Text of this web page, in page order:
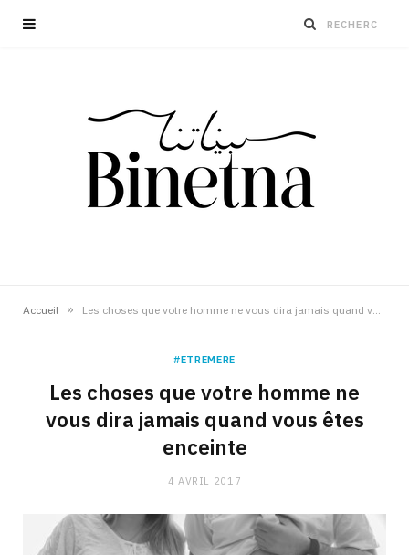
Accueil »
#ETREMERE
Les choses que votre homme ne
vous dira jamais quand vous êtes
enceinte
4 AVRIL 2017